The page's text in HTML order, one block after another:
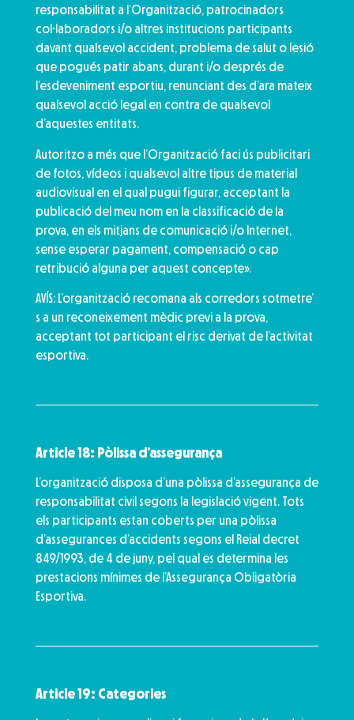
responsabilitat a l’Organització, patrocinadors
col·laboradors i/o altres institucions participants
davant qualsevol accident, problema de salut o lesió
que pogués patir abans, durant i/o després de
l’esdeveniment esportiu, renunciant des d’ara mateix
qualsevol acció legal en contra de qualsevol
d’aquestes entitats.
Autoritzo a més que l’Organització faci ús publicitari
de fotos, vídeos i qualsevol altre tipus de material
audiovisual en el qual pugui figurar, acceptant la
publicació del meu nom en la classificació de la
prova, en els mitjans de comunicació i/o Internet,
sense esperar pagament, compensació o cap
retribució alguna per aquest concepte».
AVÍS: L’organització recomana als corredors sotmetre’
s a un reconeixement mèdic previ a la prova,
acceptant tot participant el risc derivat de l’activitat
esportiva.
Article 18: Pòlissa d’assegurança
L’organització disposa d’una pòlissa d’assegurança de
responsabilitat civil segons la legislació vigent. Tots
els participants estan coberts per una pòlissa
d’assegurances d’accidents segons el Reial decret
849/1993, de 4 de juny, pel qual es determina les
prestacions mínimes de l’Assegurança Obligatòria
Esportiva.
Article 19: Categories